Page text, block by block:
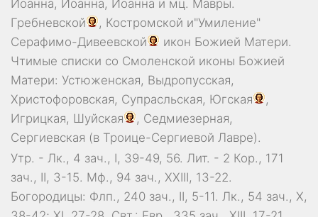
Иоанна, Иоанна, Иоанна и мц. Мавры.
Гребневской
, Костромской и"Умиление"
Серафимо-Дивеевской
икон Божией Матери.
Чтимые списки со Смоленской иконы Божией
Матери: Устюженская, Выдропусская,
Христофоровская, Супрасльская, Югская
,
Игрицкая, Шуйская , Седмиезерная,
Сергиевская (в Троице-Сергиевой Лавре).
Утр. - Лк., 4 зач., I, 39-49, 56. Лит. - 2 Кор., 171
зач., II, 3-15. Мф., 94 зач., XXIII, 13-22.
Богородицы: Флп., 240 зач., II, 5-11. Лк., 54 зач., X,